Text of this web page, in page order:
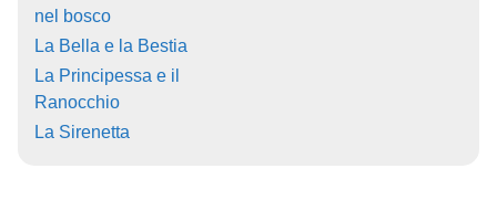
nel bosco
La Bella e la Bestia
La Principessa e il
Ranocchio
La Sirenetta